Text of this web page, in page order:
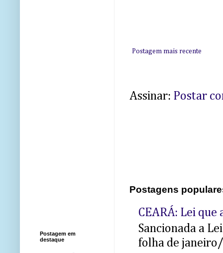
Postagem mais recente
Assinar: Postar
Postagens
CEARÁ: Lei
Sancionada a
folha de
Postagem em
destaque